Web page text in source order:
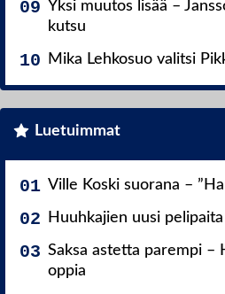
Yksi muutos lisää –
kutsu
Mika Lehkosuo valitsi
Luetuimmat
Ville Koski suorana –
Huuhkajien uusi
Saksa astetta parempi –
oppia